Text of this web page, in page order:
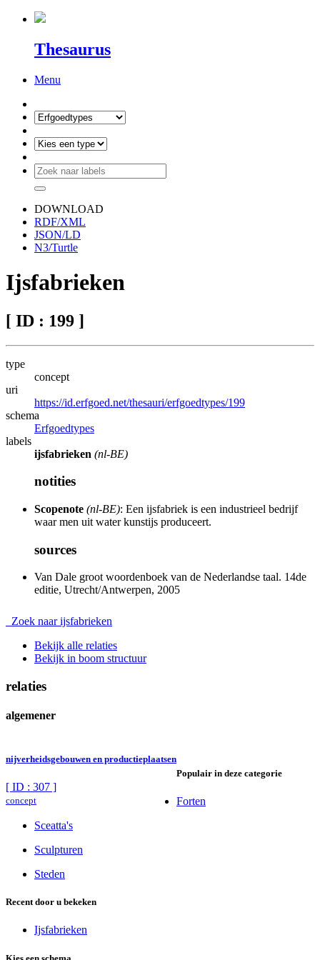
Thesaurus
Menu
DOWNLOAD
RDF/XML
JSON/LD
N3/Turtle
Ijsfabrieken
[ ID : 199 ]
type
concept
uri
https://id.erfgoed.net/thesauri/erfgoedtypes/199
schema
Erfgoedtypes
labels
ijsfabrieken (nl-BE)
notities
Scopenote (nl-BE): Een ijsfabriek is een industrieel bedrijf
waar men uit water kunstijs produceert.
sources
Van Dale groot woordenboek van de Nederlandse taal. 14de
editie, Utrecht/Antwerpen, 2005
Zoek naar ijsfabrieken
Bekijk alle relaties
Bekijk in boom structuur
relaties
algemener
nijverheidsgebouwen en productieplaatsen
[ ID : 307 ]
concept
Populair in deze categorie
Forten
Sceatta's
Sculpturen
Steden
Recent door u bekeken
Ijsfabrieken